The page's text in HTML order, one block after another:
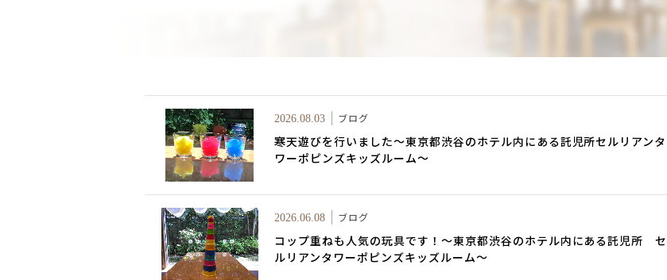
2026.08.03 ブログ
寒天遊びを行いました～東京都渋谷のホテル内にある託児所セルリアンタ
ワーポピンズキッズルーム～
2026.06.08 ブログ
コップ重ねも人気の玩具です！～東京都渋谷のホテル内にある託児所 セ
ルリアンタワーポピンズキッズルーム～